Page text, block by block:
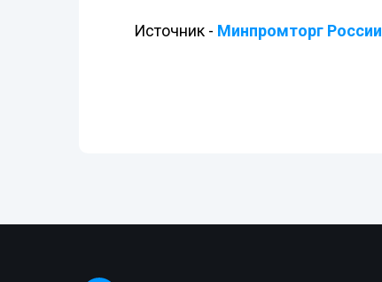
Источник - Минпромторг России